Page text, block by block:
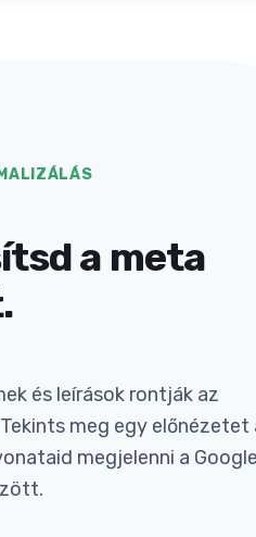
a meta
és leírások rontják az
meg egy előnézetet
megjelenni a